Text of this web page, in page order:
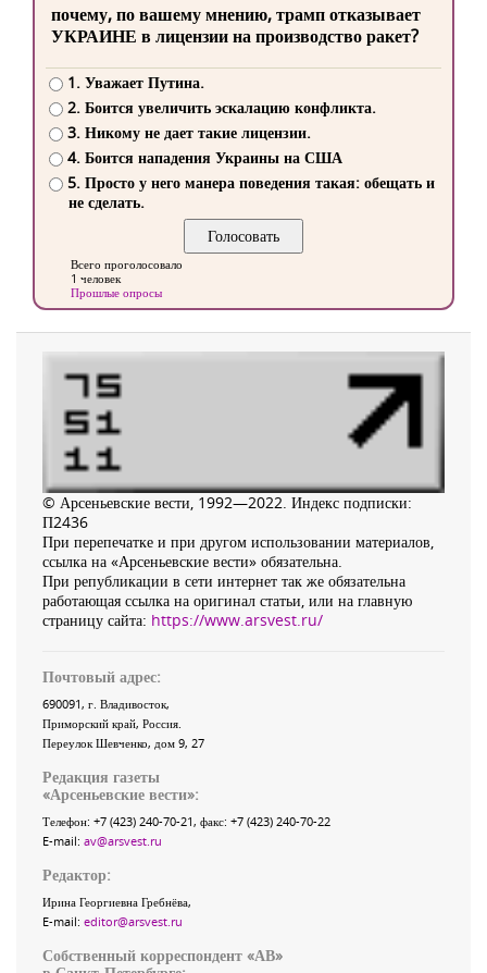
почему, по вашему мнению, трамп отказывает
УКРАИНЕ в лицензии на производство ракет?
1. Уважает Путина.
2. Боится увеличить эскалацию конфликта.
3. Никому не дает такие лицензии.
4. Боится нападения Украины на США
5. Просто у него манера поведения такая: обещать и
не сделать.
Всего проголосовало
1 человек
Прошлые опросы
© Арсеньевские вести, 1992—2022. Индекс подписки:
П2436
При перепечатке и при другом использовании материалов,
ссылка на «Арсеньевские вести» обязательна.
При републикации в сети интернет так же обязательна
работающая ссылка на оригинал статьи, или на главную
страницу сайта: https://www.arsvest.ru/
Почтовый адрес:
690091, г. Владивосток,
Приморский край, Россия.
Переулок Шевченко, дом 9, 27
Редакция газеты
«Арсеньевские вести»:
Телефон: +7 (423) 240-70-21, факс: +7 (423) 240-70-22
E-mail: av@arsvest.ru
Редактор:
Ирина Георгиевна Гребнёва,
E-mail: editor@arsvest.ru
Собственный корреспондент «АВ»